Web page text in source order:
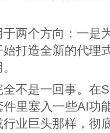
两个方向：一是
打造全新的代理
不是一回事。在
里塞入一些AI功
业巨头那样，彻